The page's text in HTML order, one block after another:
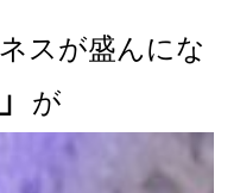
スが盛んにな
が